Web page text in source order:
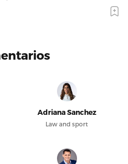
Adriana Sanchez
Law and sport